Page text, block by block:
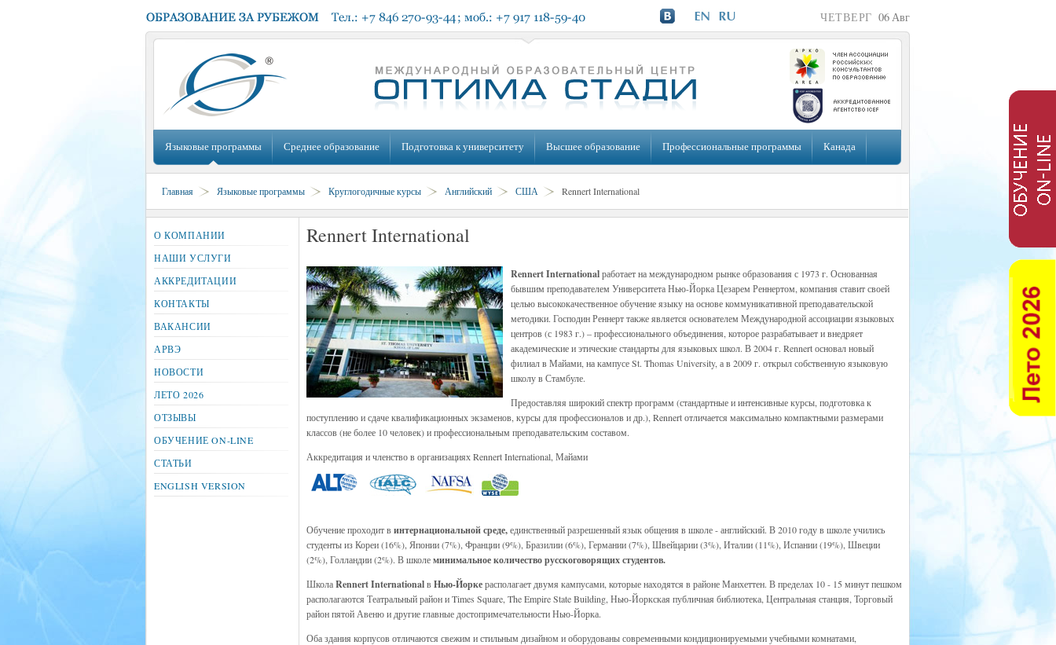
ЧЕТВЕРГ 06Авг
Языковые программы Среднее образование Подготовка к университету Высшее образование Профессиональные программы Канада
Главная Языковые программы Круглогодичные курсы Английский США Rennert International
Rennert International
Rennert Internationalработает на международном рынке образования с 1973 г. Основанная
бывшим преподавателем Университета Нью-Йорка Цезарем Реннертом, компания ставит своей
целью высококачественное обучение языку на основе коммуникативной преподавательской
методики. Господин Реннерт также является основателем Международной ассоциации языковых
центров (с 1983 г.) – профессионального объединения, которое разрабатывает и внедряет
академические и этические стандарты для языковых школ. В 2004 г. Rennert основал новый
филиал в Майами, на кампусе St. Thomas University, а в 2009 г. открыл собственную языковую
школу в Стамбуле.
Предоставляя широкий спектр программ (стандартные и интенсивные курсы, подготовка к
поступлению и сдаче квалификационных экзаменов, курсы для профессионалов и др.), Rennert отличается максимально компактными размерами
классов (не более 10 человек) и профессиональным преподавательским составом.
Аккредитация и членство в организациях Rennert International, Майами
Обучение проходит винтернациональной среде,единственный разрешенный язык общения в школе - английский. В 2010 году в школе учились
студенты из Кореи (16%), Японии (7%), Франции (9%), Бразилии (6%), Германии (7%), Швейцарии (3%), Италии (11%), Испании (19%), Швеции
(2%), Голландии (2%). В школеминимальное количество русскоговорящих студентов.
ШколаRennert InternationalвНью-Йоркерасполагает двумя кампусами, которые находятся в районе Манхеттен. В пределах 10 - 15 минут пешком
располагаются Театральный район и Times Square, The Empire State Building, Нью-Йоркская публичная библиотека, Центральная станция, Торговый
район пятой Авеню и другие главные достопримечательности Нью-Йорка.
Оба здания корпусов отличаются свежим и стильным дизайном и оборудованы современными кондиционируемыми учебными комнатами,
О КОМПАНИИ
НАШИ УСЛУГИ
АККРЕДИТАЦИИ
КОНТАКТЫ
ВАКАНСИИ
АРВЭ
НОВОСТИ
ЛЕТО 2026
ОТЗЫВЫ
ОБУЧЕНИЕ ON-LINE
СТАТЬИ
ENGLISH VERSION